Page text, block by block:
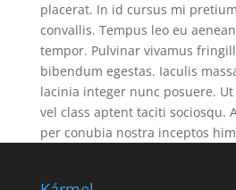
placerat. In id cursus mi
convallis. Tempus leo eu
tempor. Pulvinar vivamus
bibendum egestas. Iaculis
lacinia integer nunc posuere.
vel class aptent taciti sociosqu.
per conubia nostra inceptos